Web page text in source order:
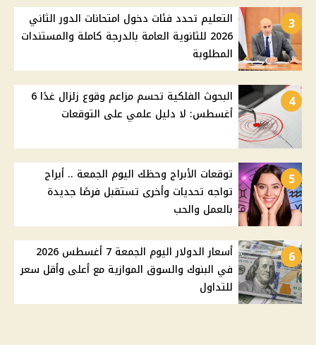
3
التعليم تحدد فئات دخول امتحانات الدور الثاني
2026 للثانوية العامة بالدرجة كاملة والمستندات
المطلوبة
4
البحوث الفلكية تحسم مزاعم وقوع زلزال غدًا 6
أغسطس: لا دليل علمي على التوقعات
5
توقعات الأبراج وحظك اليوم الجمعة .. أبراج
تواجه تحديات وأخرى تستقبل فرصًا جديدة
بالعمل والحب
6
أسعار الدولار اليوم الجمعة 7 أغسطس 2026
في البنوك والسوق الموازية مع أعلى وأقل سعر
للتداول